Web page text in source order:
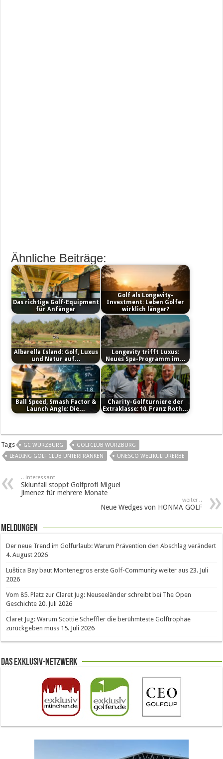
Ähnliche Beiträge:
Das richtige Golf-Equipment
für Anfänger
Golf als Longevity-
Investment: Leben Golfer
wirklich länger?
Albarella Island: Golf, Luxus
und Natur auf…
Longevity trifft Luxus:
Neues Spa-Programm im…
Ball Speed, Smash Factor &
Launch Angle: Die…
Charity-Golfturniere der
Extraklasse: 10. Franz Roth…
Tags GC WÜRZBURG
GOLFCLUB WÜRZBURG
LEADING GOLF CLUB UNTERFRANKEN
UNESCO WELTKULTURERBE
.. interessant
Skiunfall stoppt Golfprofi Miguel
Jimenez für mehrere Monate
weiter ..
Neue Wedges von HONMA GOLF
Meldungen
Der neue Trend im Golfurlaub: Warum Prävention den Abschlag verändert
4. August 2026
Luštica Bay baut Montenegros erste Golf-Community weiter aus 23. Juli
2026
Vom 85. Platz zur Claret Jug: Neuseeländer schreibt bei The Open
Geschichte 20. Juli 2026
Claret Jug: Warum Scottie Scheffler die berühmteste Golftrophäe
zurückgeben muss 15. Juli 2026
Das Exklusiv-Netzwerk